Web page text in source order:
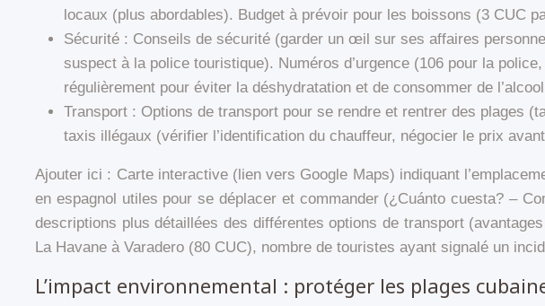
locaux (plus abordables). Budget à prévoir pour les boissons (3 CUC
Sécurité : Conseils de sécurité (garder un œil sur ses affaires
suspect à la police touristique). Numéros d’urgence (106 pour la
régulièrement pour éviter la déshydratation et de consommer de
Transport : Options de transport pour se rendre et rentrer des plages
taxis illégaux (vérifier l’identification du chauffeur, négocier le prix
Ajouter ici : Carte interactive (lien vers Google Maps) indiquant
en espagnol utiles pour se déplacer et commander (¿Cuánto cuesta? –
descriptions plus détaillées des différentes options de transport
La Havane à Varadero (80 CUC), nombre de touristes ayant signalé un
L’impact environnemental : protéger les plages